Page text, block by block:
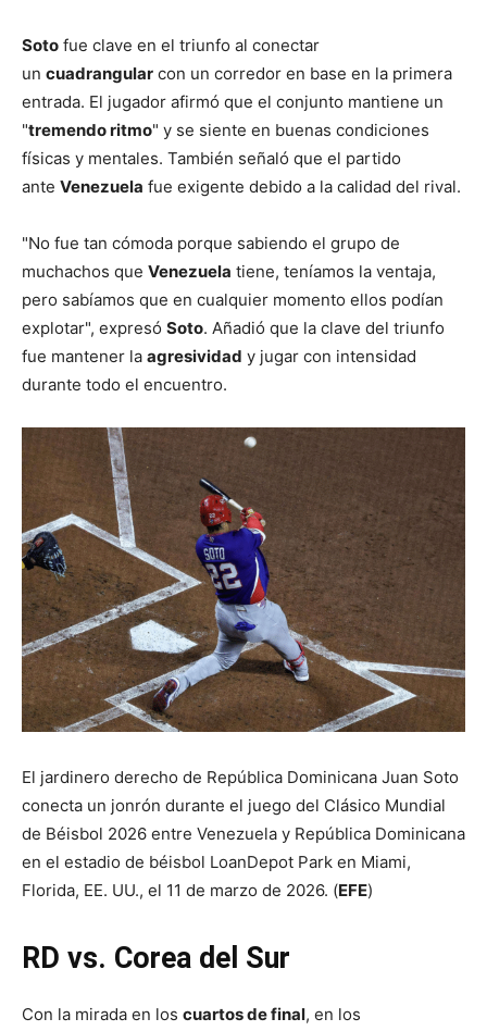
Soto fue clave en el triunfo al conectar
un cuadrangular con un corredor en base en la primera
entrada. El jugador afirmó que el conjunto mantiene un
"tremendo ritmo" y se siente en buenas condiciones
físicas y mentales. También señaló que el partido
ante Venezuela fue exigente debido a la calidad del rival.
"No fue tan cómoda porque sabiendo el grupo de
muchachos que Venezuela tiene, teníamos la ventaja,
pero sabíamos que en cualquier momento ellos podían
explotar", expresó Soto. Añadió que la clave del triunfo
fue mantener la agresividad y jugar con intensidad
durante todo el encuentro.
El jardinero derecho de República Dominicana Juan Soto
conecta un jonrón durante el juego del Clásico Mundial
de Béisbol 2026 entre Venezuela y República Dominicana
en el estadio de béisbol LoanDepot Park en Miami,
Florida, EE. UU., el 11 de marzo de 2026. (EFE)
RD vs. Corea del Sur
Con la mirada en los cuartos de final, en los